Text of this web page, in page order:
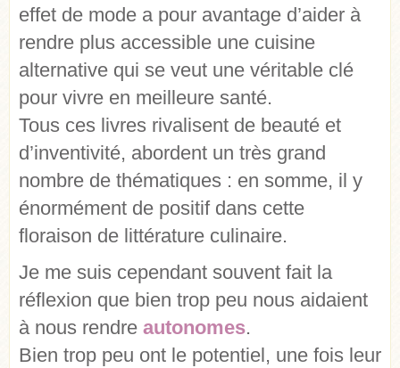
effet de mode a pour avantage d’aider à
rendre plus accessible une cuisine
alternative qui se veut une véritable clé
pour vivre en meilleure santé.
Tous ces livres rivalisent de beauté et
d’inventivité, abordent un très grand
nombre de thématiques : en somme, il y
énormément de positif dans cette
floraison de littérature culinaire.
Je me suis cependant souvent fait la
réflexion que bien trop peu nous aidaient
à nous rendre autonomes.
Bien trop peu ont le potentiel, une fois leur